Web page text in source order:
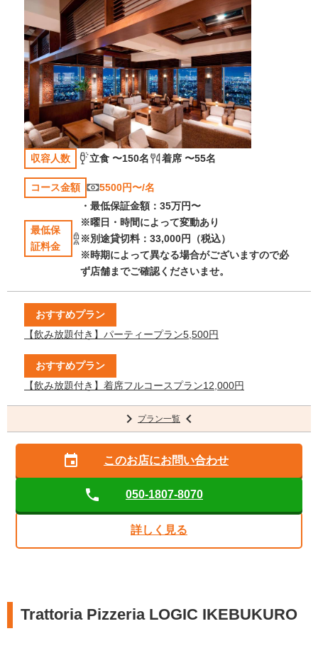
収容人数 立食 〜150名 着席 〜55名
コース金額 5500円〜/名
最低保
証料金
・最低保証金額：35万円〜
※曜日・時間によって変動あり
※別途貸切料：33,000円（税込）
※時期によって異なる場合がございますので必
ず店舗までご確認くださいませ。
おすすめプラン
【飲み放題付き】パーティープラン5,500円
おすすめプラン
【飲み放題付き】着席フルコースプラン12,000円
プラン一覧
このお店にお問い合わせ
050-1807-8070
詳しく見る
Trattoria Pizzeria LOGIC IKEBUKURO